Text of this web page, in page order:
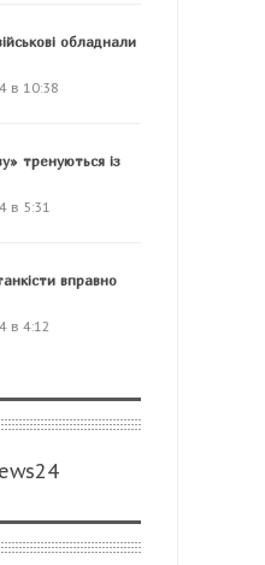
обладнали
в 10:38
тренуються із
в 5:31
вправно
в 4:12